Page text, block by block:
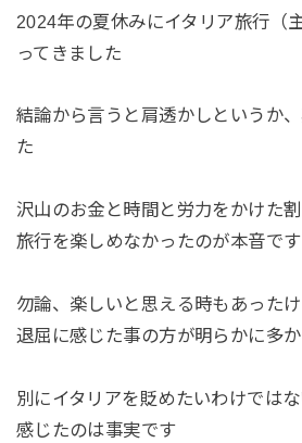
2024年の夏休みにイタリア旅行（
ってきました
結論から言うと肩透かしというか
た
沢山のお金と時間と労力をかけた
旅行を楽しめなかったのが本音です
勿論、楽しいと思える時もあったけ
退屈に感じた事の方が明らかに多
別にイタリアを貶めたいわけでは
感じたのは事実です